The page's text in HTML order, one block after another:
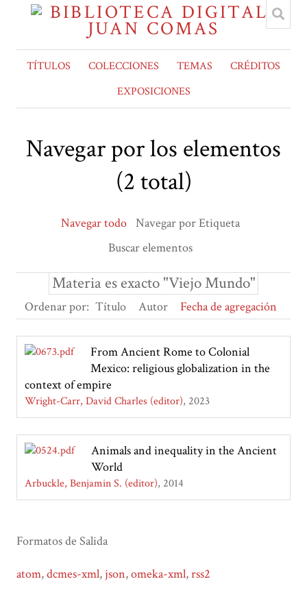
TÍTULOS COLECCIONES TEMAS
CRÉDITOS
EXPOSICIONES
Navegar por los elementos
(2 total)
Navegar todo Navegar por Etiqueta
Buscar elementos
Materia es exacto "Viejo Mundo"
Ordenar por: Título Autor Fecha de agregación
From Ancient Rome to Colonial
Mexico: religious globalization in the
context of empire
Wright-Carr, David Charles (editor) 2023
Animals and inequality in the Ancient
World
Arbuckle, Benjamin S. (editor) 2014
Formatos de Salida
atom,dcmes-xml, json,omeka-xml,rss2